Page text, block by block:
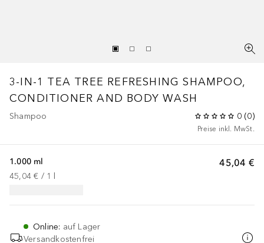
3-IN-1 TEA TREE REFRESHING SHAMPOO,
CONDITIONER AND BODY WASH
Shampoo 0 (0)
Preise inkl. MwSt.
45,04 €
1.000 ml
45,04 € / 1
Online: auf Lager
Versandkostenfrei